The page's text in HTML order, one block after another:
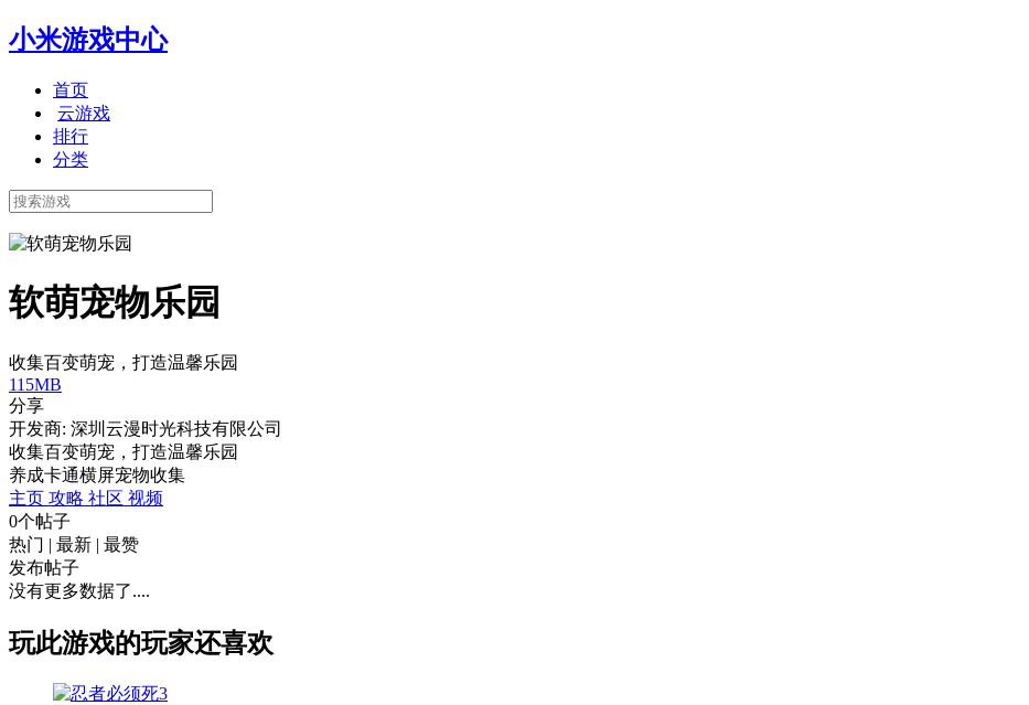
小米游戏中心
首页
云游戏
排行
分类
软萌宠物乐园
收集百变萌宠，打造温馨乐园
115MB
分享
开发商: 深圳云漫时光科技有限公司
收集百变萌宠，打造温馨乐园
养成卡通横屏宠物收集
主页 攻略 社区 视频
0个帖子
热门 | 最新 | 最赞
发布帖子
没有更多数据了....
玩此游戏的玩家还喜欢